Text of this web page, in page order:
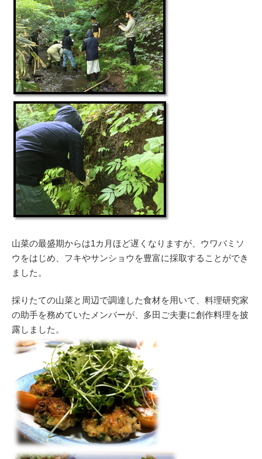
山菜の最盛期からは1カ月ほど遅くなりますが、ウワバミソ
ウをはじめ、フキやサンショウを豊富に採取することができ
ました。
採りたての山菜と周辺で調達した食材を用いて、料理研究家
の助手を務めていたメンバーが、多田ご夫妻に創作料理を披
露しました。